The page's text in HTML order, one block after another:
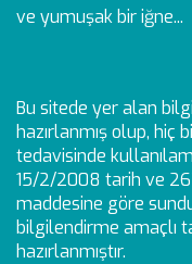
ve yumuşak bir iğne...
Bu sitede yer alan
hazırlanmış olup, hiç
tedavisinde
15/2/2008 tarih ve
maddesine göre
bilgilendirme amaçlı
hazırlanmıştır.